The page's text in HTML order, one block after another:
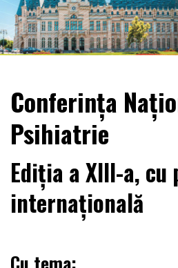
Conferința
Psihiatrie
Ediția a XIII-a,
internațională